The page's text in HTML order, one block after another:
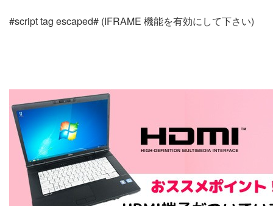
#script tag escaped# (IFRAME 機能を有効にして下さい)